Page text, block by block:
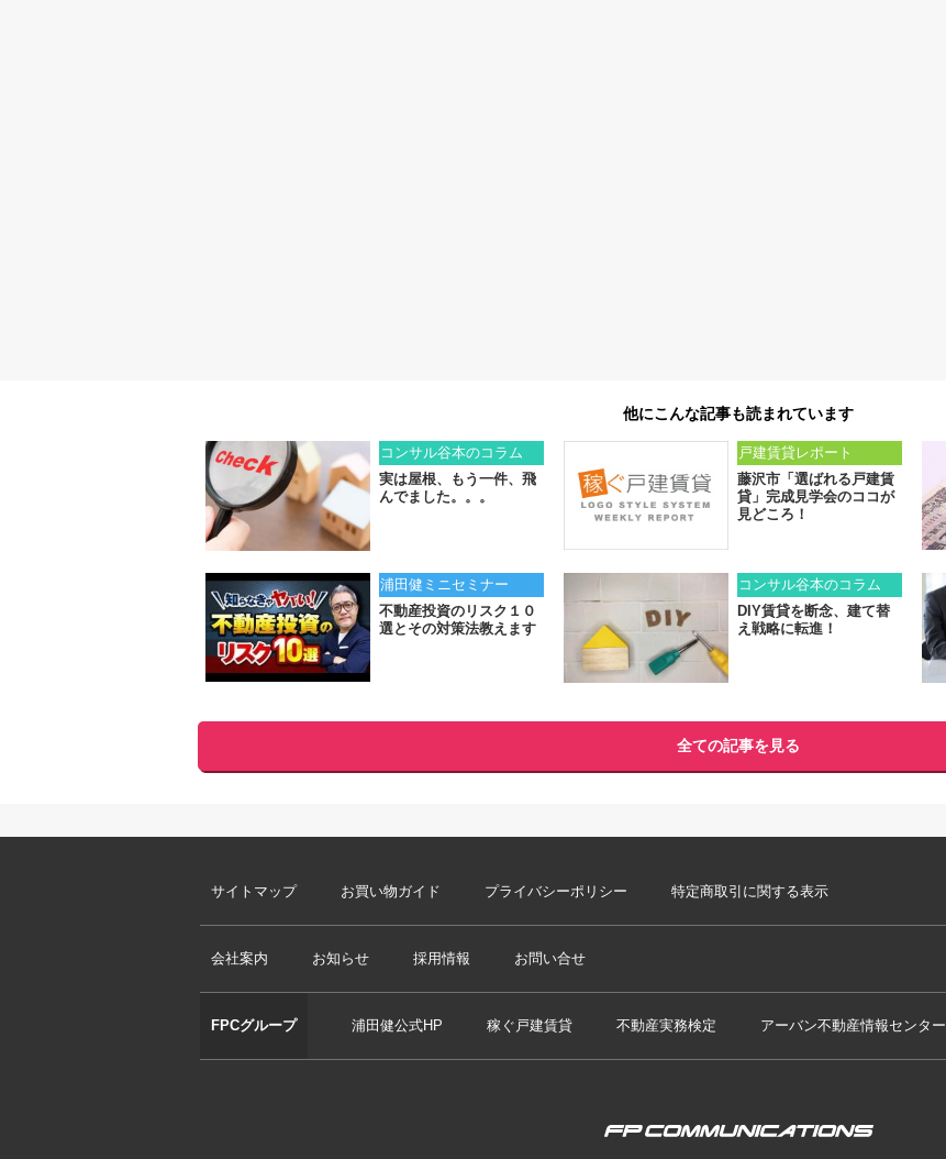
他にこんな記事も読まれています
コンサル谷本のコラム
実は屋根、もう一件、飛
んでました。。。
戸建賃貸レポート
藤沢市「選ばれる戸建賃
貸」完成見学会のココが
見どころ！
浦田健ミニセミナー
不動産投資のリスク１０
選とその対策法教えます
コンサル谷本のコラム
DIY賃貸を断念、建て替
え戦略に転進！
全ての記事を見る
サイトマップ お買い物ガイド プライバシーポリシー 特定商取引に関する表示
会社案内 お知らせ 採用情報 お問い合せ
FPCグループ 浦田健公式HP 稼ぐ戸建賃貸 不動産実務検定 アーバン不動産情報センター